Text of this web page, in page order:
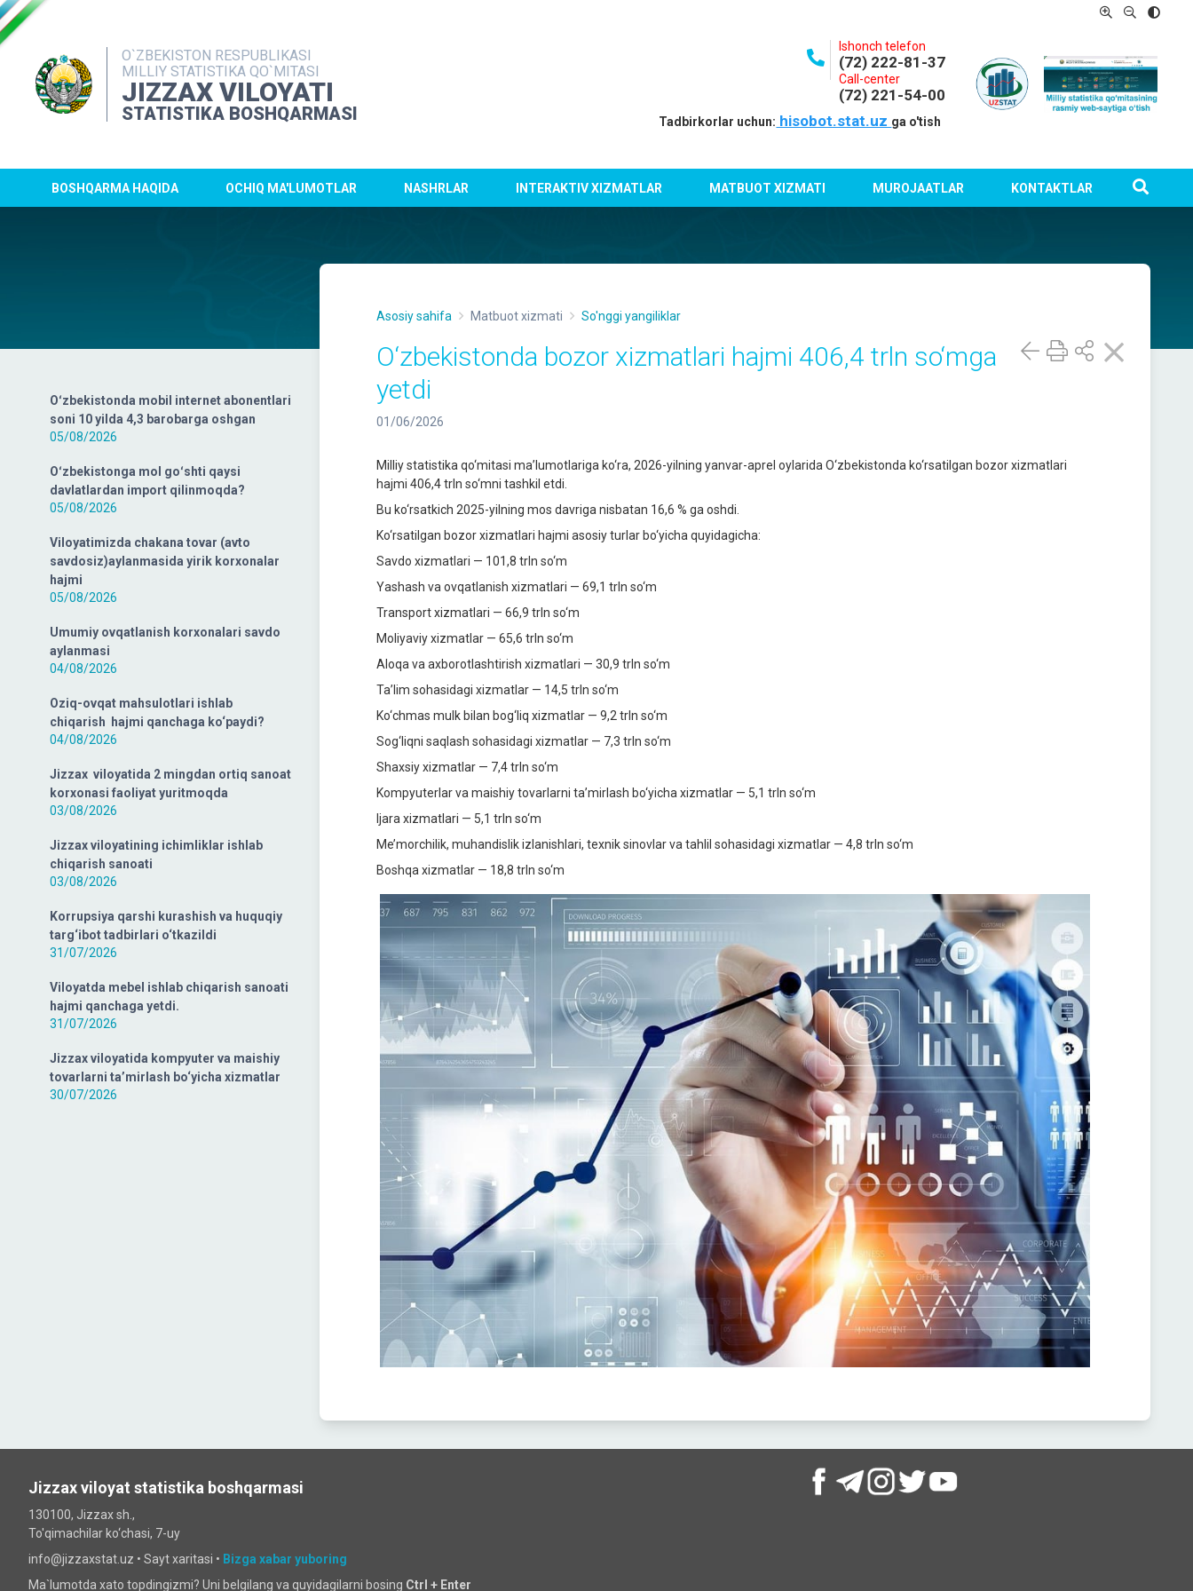
O`ZBEKISTON RESPUBLIKASI
MILLIY STATISTIKA QO`MITASI
JIZZAX VILOYATI
STATISTIKA BOSHQARMASI
Ishonch telefon
(72) 222-81-37
Call-center
(72) 221-54-00
Tadbirkorlar uchun: hisobot.stat.uz ga o'tish
BOSHQARMA HAQIDA OCHIQ MA'LUMOTLAR NASHRLAR INTERAKTIV XIZMATLAR MATBUOT XIZMATI MUROJAATLAR KONTAKTLAR
Oʻzbekistonda mobil internet abonentlari
soni 10 yilda 4,3 barobarga oshgan
05/08/2026
Oʻzbekistonga mol goʻshti qaysi
davlatlardan import qilinmoqda?
05/08/2026
Viloyatimizda chakana tovar (avto
savdosiz)aylanmasida yirik korxonalar
hajmi
05/08/2026
Umumiy ovqatlanish korxonalari savdo
aylanmasi
04/08/2026
Oziq-ovqat mahsulotlari ishlab
chiqarish hajmi qanchaga ko‘paydi?
04/08/2026
Jizzax viloyatida 2 mingdan ortiq sanoat
korxonasi faoliyat yuritmoqda
03/08/2026
Jizzax viloyatining ichimliklar ishlab
chiqarish sanoati
03/08/2026
Korrupsiya qarshi kurashish va huquqiy
targ‘ibot tadbirlari o‘tkazildi
31/07/2026
Viloyatda mebel ishlab chiqarish sanoati
hajmi qanchaga yetdi.
31/07/2026
Jizzax viloyatida kompyuter va maishiy
tovarlarni ta’mirlash bo‘yicha xizmatlar
30/07/2026
Asosiy sahifa Matbuot xizmati So'nggi yangiliklar
O‘zbekistonda bozor xizmatlari hajmi 406,4 trln so‘mga
yetdi
01/06/2026
Milliy statistika qo‘mitasi ma’lumotlariga ko‘ra, 2026-yilning yanvar-aprel oylarida O‘zbekistonda ko‘rsatilgan bozor xizmatlari
hajmi 406,4 trln so‘mni tashkil etdi.
Bu ko‘rsatkich 2025-yilning mos davriga nisbatan 16,6 % ga oshdi.
Ko‘rsatilgan bozor xizmatlari hajmi asosiy turlar bo‘yicha quyidagicha:
Savdo xizmatlari — 101,8 trln so‘m
Yashash va ovqatlanish xizmatlari — 69,1 trln so‘m
Transport xizmatlari — 66,9 trln so‘m
Moliyaviy xizmatlar — 65,6 trln so‘m
Aloqa va axborotlashtirish xizmatlari — 30,9 trln so‘m
Ta’lim sohasidagi xizmatlar — 14,5 trln so‘m
Ko‘chmas mulk bilan bog‘liq xizmatlar — 9,2 trln so‘m
Sog‘liqni saqlash sohasidagi xizmatlar — 7,3 trln so‘m
Shaxsiy xizmatlar — 7,4 trln so‘m
Kompyuterlar va maishiy tovarlarni ta’mirlash bo‘yicha xizmatlar — 5,1 trln so‘m
Ijara xizmatlari — 5,1 trln so‘m
Me’morchilik, muhandislik izlanishlari, texnik sinovlar va tahlil sohasidagi xizmatlar — 4,8 trln so‘m
Boshqa xizmatlar — 18,8 trln so‘m
Jizzax viloyat statistika boshqarmasi
130100, Jizzax sh.,
To'qimachilar ko‘chаsi, 7-uy
info@jizzaxstat.uz • Sayt xaritasi • Bizga xabar yuboring
Ma`lumotda xato topdingizmi? Uni belgilang va quyidagilarni bosing Ctrl + Enter